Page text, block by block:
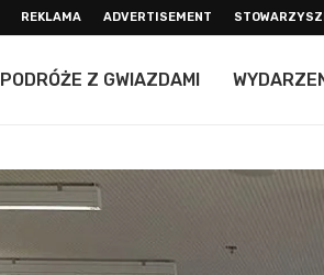
REKLAMA ADVERTISEMENT
PODRÓŻE Z GWIAZDAMI